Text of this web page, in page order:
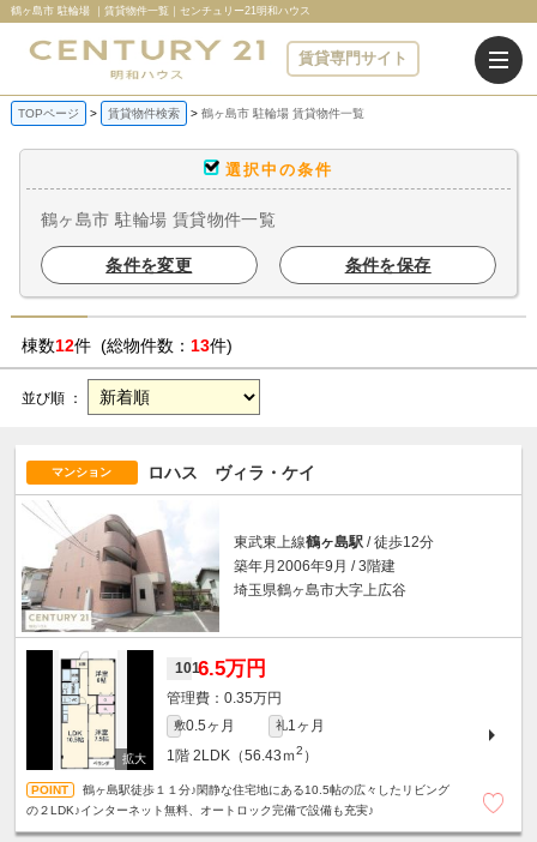
鶴ヶ島市 駐輪場 ｜賃貸物件一覧｜センチュリー21明和ハウス
賃貸専門サイト
TOPページ 賃貸物件検索 鶴ヶ島市 駐輪場 賃貸物件一覧
選択中の条件
鶴ヶ島市 駐輪場 賃貸物件一覧
条件を変更 条件を保存
棟数12件 (総物件数： 13件)
並び順 ：
マンション ロハス ヴィラ・ケイ
東武東上線鶴ヶ島駅 / 徒歩12分
築年月2006年9月 / 3階建
埼玉県鶴ヶ島市大字上広谷
1016.5万円
0.35万円
敷0.5ヶ月 礼1ヶ月
1階 2LDK（56.43ｍ2 ）
鶴ヶ島駅徒歩１１分♪閑静な住宅地にある10.5帖の広々したリビング
の２LDK♪インターネット無料、オートロック完備で設備も充実♪